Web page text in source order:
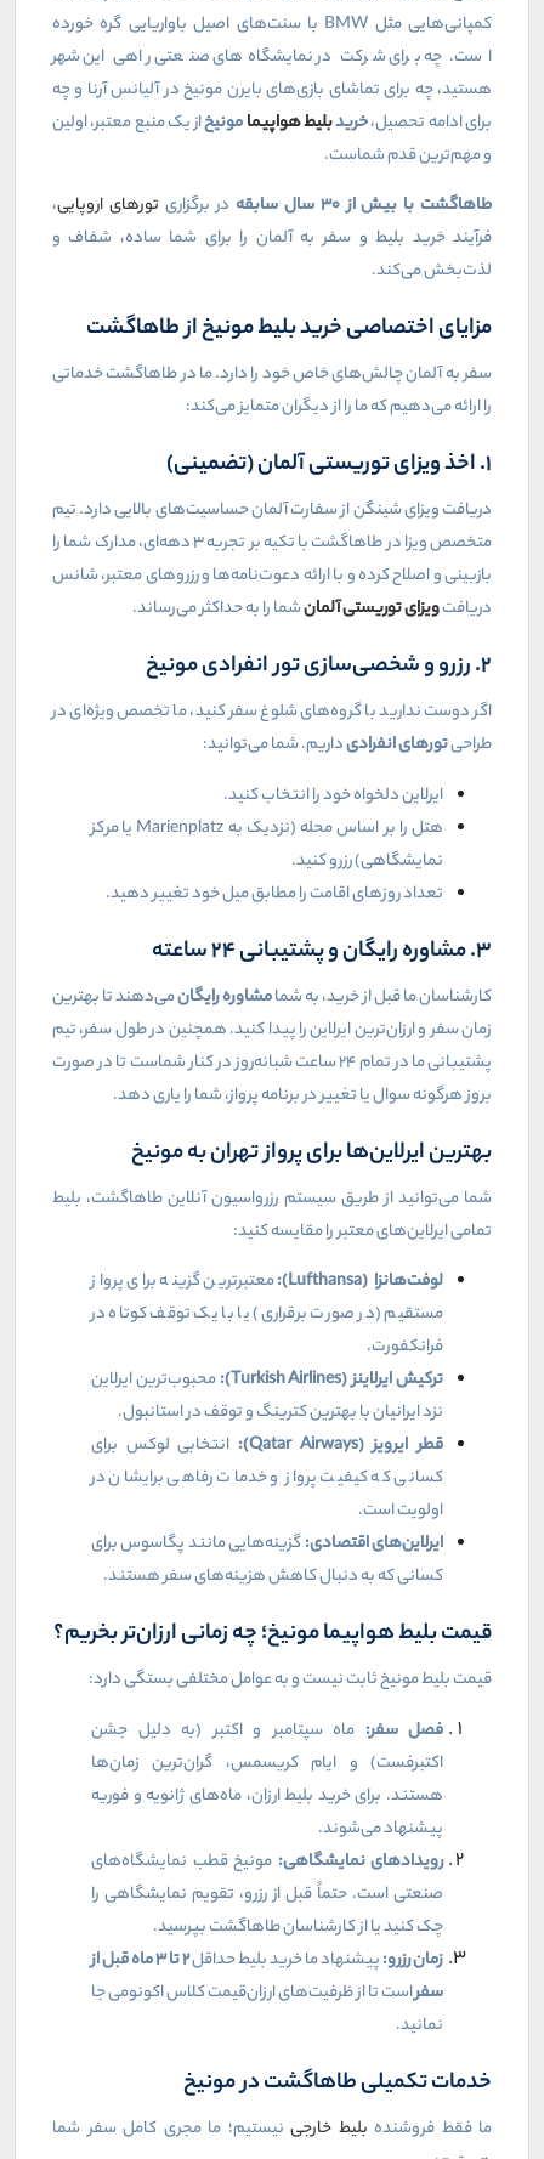
کمپانی‌هایی مثل BMW با سنت‌های اصیل باواریایی گره خورده
است. چه برای شرکت در نمایشگاه‌های صنعتی راهی این شهر
هستید، چه برای تماشای بازی‌های بایرن مونیخ در آلیانس آرنا و چه
برای ادامه تحصیل،خریدبلیط هواپیمامونیخاز یک منبع معتبر، اولین
و مهم‌ترین قدم شماست.
طاهاگشت با بیش از۳۰ سال سابقهدر برگزاری تورهای اروپایی،
فرآیند خرید بلیط و سفر به آلمان را برای شما ساده، شفاف و
لذت‌بخش می‌کند.
مزایای اختصاصی خرید بلیط مونیخ از طاهاگشت
سفر به آلمان چالش‌های خاص خود را دارد. ما در طاهاگشت خدماتی
را ارائه می‌دهیم که ما را از دیگران متمایز می‌کند:
۱. اخذ ویزای توریستی آلمان (تضمینی)
دریافت ویزای شینگن از سفارت آلمان حساسیت‌های بالایی دارد. تیم
متخصص ویزا در طاهاگشت با تکیه بر تجربه ۳ دهه‌ای، مدارک شما را
بازبینی و اصلاح کرده و با ارائه دعوت‌نامه‌ها و رزروهای معتبر، شانس
دریافتویزای توریستی آلمانشما را به حداکثر می‌رساند.
۲. رزرو و شخصی‌سازی تور انفرادی مونیخ
اگر دوست ندارید با گروه‌های شلوغ سفر کنید، ما تخصص ویژه‌ای در
طراحیتورهای انفرادیداریم. شما می‌توانید:
ایرلاین دلخواه خود را انتخاب کنید.
هتل را بر اساس محله (نزدیک به Marienplatz یا مرکز
نمایشگاهی) رزرو کنید.
تعداد روزهای اقامت را مطابق میل خود تغییر دهید.
۳. مشاوره رایگان و پشتیبانی ۲۴ ساعته
کارشناسان ما قبل از خرید، به شمامشاوره رایگانمی‌دهند تا بهترین
زمان سفر و ارزان‌ترین ایرلاین را پیدا کنید. همچنین در طول سفر، تیم
پشتیبانی ما در تمام ۲۴ ساعت شبانه‌روز در کنار شماست تا در صورت
بروز هرگونه سوال یا تغییر در برنامه پرواز، شما را یاری دهد.
بهترین ایرلاین‌ها برای پرواز تهران به مونیخ
شما می‌توانید از طریق سیستم رزرواسیون آنلاین طاهاگشت، بلیط
تمامی ایرلاین‌های معتبر را مقایسه کنید:
لوفت‌هانزا (Lufthansa
):معتبرترین گزینه برای پرواز
مستقیم (در صورت برقراری) یا با یک توقف کوتاه در
فرانکفورت.
ترکیش ایرلاینز (Turkish Airlines
):محبوب‌ترین ایرلاین
نزد ایرانیان با بهترین کترینگ و توقف در استانبول.
قطر ایرویز (Qatar Airways
): انتخابی لوکس برای
کسانی که کیفیت پرواز و خدمات رفاهی برایشان در
اولویت است.
ایرلاین‌های اقتصادی:گزینه‌هایی مانند پگاسوس برای
کسانی که به دنبال کاهش هزینه‌های سفر هستند.
قیمت بلیط هواپیما مونیخ؛ چه زمانی ارزان‌تر بخریم؟
قیمت بلیط مونیخ ثابت نیست و به عوامل مختلفی بستگی دارد:
فصل سفر: ماه سپتامبر و اکتبر (به دلیل جشن
اکتبرفست) و ایام کریسمس، گران‌ترین زمان‌ها
هستند. برای خرید بلیط ارزان، ماه‌های ژانویه و فوریه
پیشنهاد می‌شوند.
رویدادهای نمایشگاهی: مونیخ قطب نمایشگاه‌های
صنعتی است. حتماً قبل از رزرو، تقویم نمایشگاهی را
چک کنید یا از کارشناسان طاهاگشت بپرسید.
زمان رزرو:پیشنهاد ما خرید بلیط حداقل۲تا۳ماه قبل از
سفراست تا از ظرفیت‌های ارزان‌قیمت کلاس اکونومی جا
نمانید.
خدمات تکمیلی طاهاگشت در مونیخ
ما فقط فروشنده بلیط خارجی نیستیم؛ ما مجری کامل سفر شما